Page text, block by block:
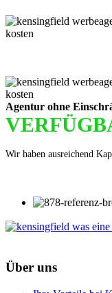
Agentur ohne
Wir haben ausreichend
Über uns